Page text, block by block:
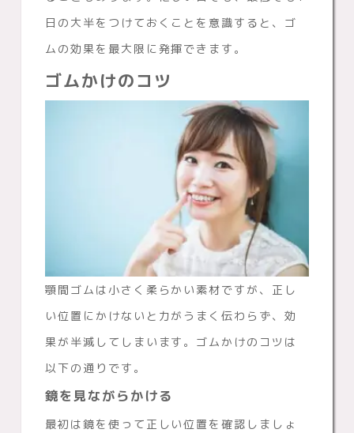
日の大半をつけておくことを意識すると、ゴ
ムの効果を最大限に発揮できます。
ゴムかけのコツ
顎間ゴムは小さく柔らかい素材ですが、正し
い位置にかけないと力がうまく伝わらず、効
果が半減してしまいます。ゴムかけのコツは
以下の通りです。
鏡を見ながらかける
最初は鏡を使って正しい位置を確認しましょ